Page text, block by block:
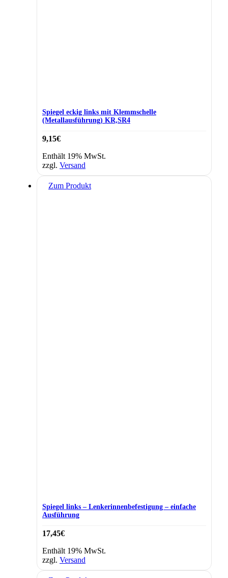
Spiegel eckig links mit Klemmschelle
(Metallausführung) KR,SR4
9,15€
Enthält 19% MwSt.
zzgl. Versand
Zum Produkt
Spiegel links – Lenkerinnenbefestigung – einfache
Ausführung
17,45€
Enthält 19% MwSt.
zzgl. Versand